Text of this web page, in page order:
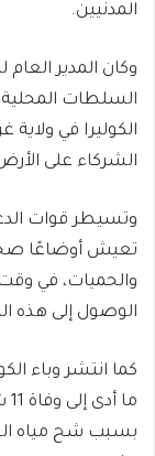
المدنيين.
وكان المدير
الكوليرا في
الشركاء على
وتسيطر قوات
تعيش أوضاعًا صحية
والحميات، في
الوصول إلى هذه
كما انتشر وباء